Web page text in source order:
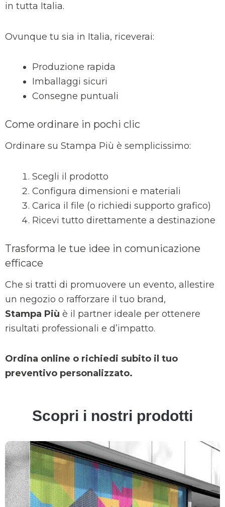
in tutta Italia.
Ovunque tu sia in Italia, riceverai:
Produzione rapida
Imballaggi sicuri
Consegne puntuali
Come ordinare in pochi clic
Ordinare su Stampa Più è semplicissimo:
Scegli il prodotto
Configura dimensioni e materiali
Carica il file (o richiedi supporto grafico)
Ricevi tutto direttamente a destinazione
Trasforma le tue idee in comunicazione
efficace
Che si tratti di promuovere un evento, allestire
un negozio o rafforzare il tuo brand,
Stampa Più è il partner ideale per ottenere
risultati professionali e d’impatto.
Ordina online o richiedi subito il tuo
preventivo personalizzato.
Scopri i nostri prodotti